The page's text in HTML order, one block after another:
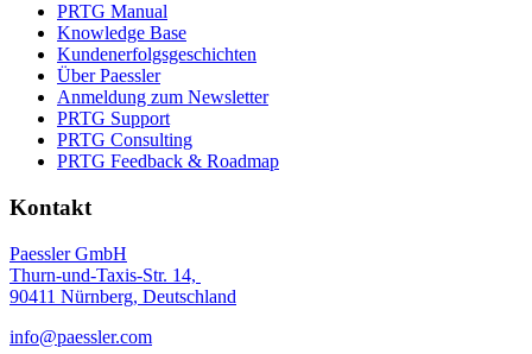
PRTG Manual
Knowledge Base
Kundenerfolgsgeschichten
Über Paessler
Anmeldung zum Newsletter
PRTG Support
PRTG Consulting
PRTG Feedback & Roadmap
Kontakt
Paessler GmbH
Thurn-und-Taxis-Str. 14,
90411 Nürnberg, Deutschland
info@paessler.com